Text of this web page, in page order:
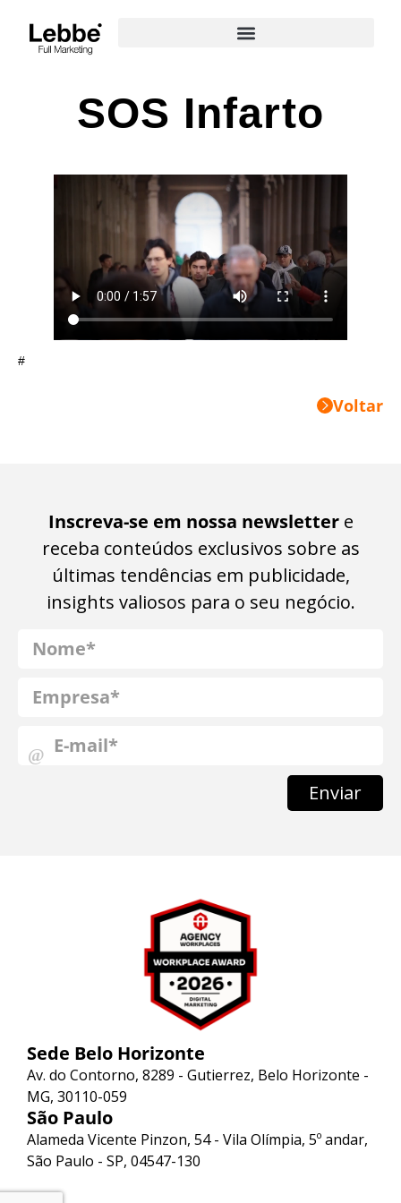
SOS Infarto
#
Voltar
Inscreva-se em nossa newslettere
receba conteúdos exclusivos sobre as
últimas tendências em publicidade,
insights valiosos para o seu negócio.
Enviar
Sede Belo Horizonte
Av. do Contorno, 8289 - Gutierrez, Belo Horizonte -
MG, 30110-059
São Paulo
Alameda Vicente Pinzon, 54 - Vila Olímpia, 5º andar,
São Paulo - SP, 04547-130